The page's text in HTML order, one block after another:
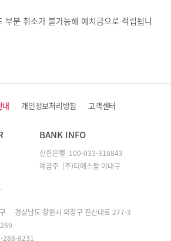
부분 취소가 불가능해 예치금으로 적립됩니
내 개인정보처리방침 고객센터
BANK INFO
신한은행 100-033-318843
예금주 (주)티에스팜 이대구
경상남도 창원시 의창구 진산대로 277-3
288-8231